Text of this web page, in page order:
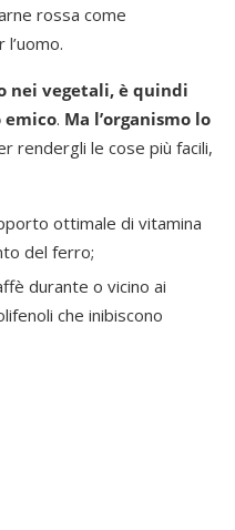
rossa come
nei vegetali, è quindi
. Ma l’organismo lo
rendergli le cose più facili,
ottimale di vitamina
del ferro;
durante o vicino ai
che inibiscono